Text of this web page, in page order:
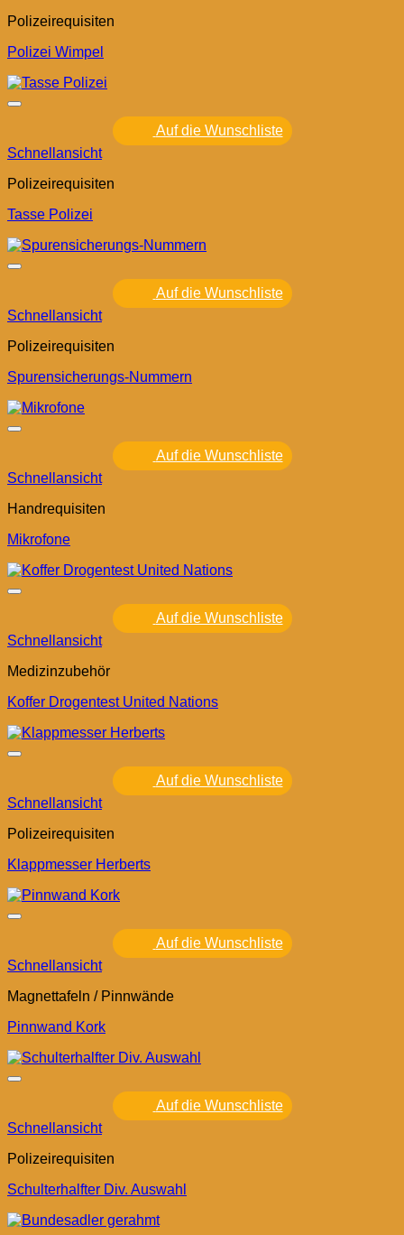
Polizeirequisiten
Polizei Wimpel
Auf die Wunschliste
Schnellansicht
Polizeirequisiten
Tasse Polizei
Auf die Wunschliste
Schnellansicht
Polizeirequisiten
Spurensicherungs-Nummern
Auf die Wunschliste
Schnellansicht
Handrequisiten
Mikrofone
Auf die Wunschliste
Schnellansicht
Medizinzubehör
Koffer Drogentest United Nations
Auf die Wunschliste
Schnellansicht
Polizeirequisiten
Klappmesser Herberts
Auf die Wunschliste
Schnellansicht
Magnettafeln / Pinnwände
Pinnwand Kork
Auf die Wunschliste
Schnellansicht
Polizeirequisiten
Schulterhalfter Div. Auswahl